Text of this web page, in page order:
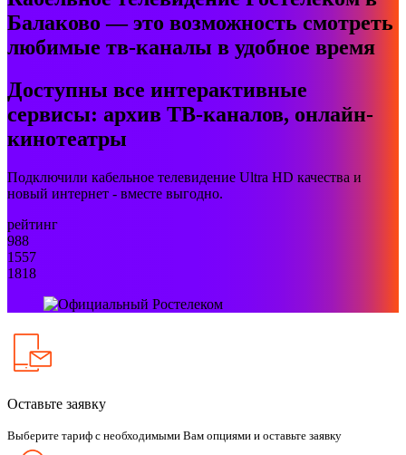
Балаково — это возможность смотреть
любимые тв-каналы в удобное время
Доступны все интерактивные
сервисы: архив ТВ-каналов, онлайн-
кинотеатры
Подключили кабельное телевидение Ultra HD качества и
новый интернет - вместе выгодно.
рейтинг
988
1557
1818
Оставьте заявку
Выберите тариф с необходимыми Вам опциями и оставьте заявку